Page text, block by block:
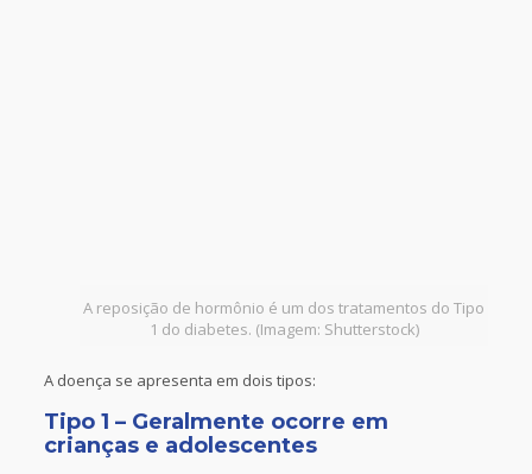
A reposição de hormônio é um dos tratamentos do Tipo
1 do diabetes. (Imagem: Shutterstock)
A doença se apresenta em dois tipos:
Tipo 1 – Geralmente ocorre em
crianças e adolescentes